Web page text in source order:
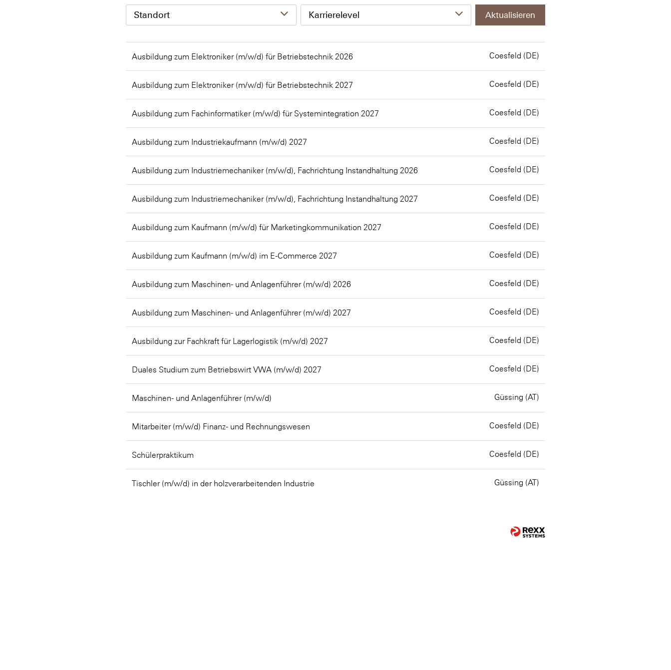
Standort Karrierelevel Aktualisieren
Ausbildung zum Elektroniker (m/w/d) für Betriebstechnik 2026 Coesfeld (DE)
Ausbildung zum Elektroniker (m/w/d) für Betriebstechnik 2027 Coesfeld (DE)
Ausbildung zum Fachinformatiker (m/w/d) für Systemintegration 2027 Coesfeld (DE)
Ausbildung zum Industriekaufmann (m/w/d) 2027 Coesfeld (DE)
Ausbildung zum Industriemechaniker (m/w/d), Fachrichtung Instandhaltung 2026 Coesfeld (DE)
Ausbildung zum Industriemechaniker (m/w/d), Fachrichtung Instandhaltung 2027 Coesfeld (DE)
Ausbildung zum Kaufmann (m/w/d) für Marketingkommunikation 2027 Coesfeld (DE)
Ausbildung zum Kaufmann (m/w/d) im E-Commerce 2027 Coesfeld (DE)
Ausbildung zum Maschinen- und Anlagenführer (m/w/d) 2026 Coesfeld (DE)
Ausbildung zum Maschinen- und Anlagenführer (m/w/d) 2027 Coesfeld (DE)
Ausbildung zur Fachkraft für Lagerlogistik (m/w/d) 2027 Coesfeld (DE)
Duales Studium zum Betriebswirt VWA (m/w/d) 2027 Coesfeld (DE)
Maschinen- und Anlagenführer (m/w/d) Güssing (AT)
Mitarbeiter (m/w/d) Finanz- und Rechnungswesen Coesfeld (DE)
Schülerpraktikum Coesfeld (DE)
Tischler (m/w/d) in der holzverarbeitenden Industrie Güssing (AT)